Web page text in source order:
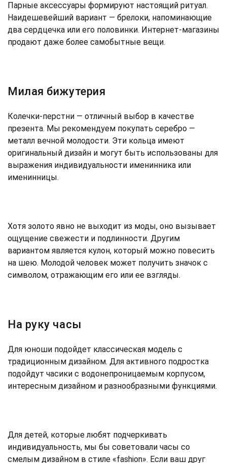
Парные аксессуары формируют настоящий ритуал.
Наидешевейший вариант — брелоки, напоминающие
два сердцечка или его половинки. Интернет-магазины
продают даже более самобытные вещи.
Милая бижутерия
Колечки-перстни — отличный выбор в качестве
презента. Мы рекомендуем покупать серебро —
металл вечной молодости. Эти кольца имеют
оригинальный дизайн и могут быть использованы для
выражения индивидуальности именинника или
именинницы.
Хотя золото явно не выходит из моды, оно вызывает
ощущение свежести и подлинности. Другим
вариантом является кулон, который можно повесить
на шею. Молодой человек может получить значок с
символом, отражающим его или ее взгляды.
На руку часы
Для юноши подойдет классическая модель с
традиционным дизайном. Для активного подростка
подойдут часики с водонепроницаемым корпусом,
интересным дизайном и разнообразными функциями.
Для детей, которые любят подчеркивать
индивидуальность, мы бы советовали часы со
смелым дизайном в стиле «fashion». Если ваш друг